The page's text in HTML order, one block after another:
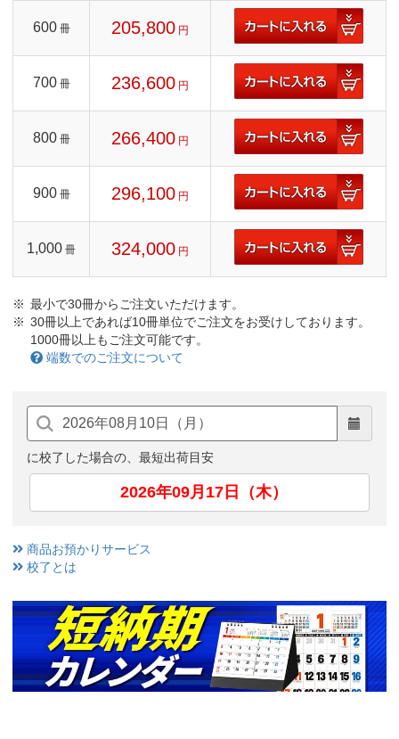
600 冊 205,800 円
700 冊 236,600 円
800 冊 266,400 円
900 冊 296,100 円
1,000 冊 324,000 円
最小で30冊からご注文いただけます。
30冊以上であれば10冊単位でご注文をお受けしております。
1000冊以上もご注文可能です。
端数でのご注文について
に校了した場合の、最短出荷目安
2026年09月17日（木）
商品お預かりサービス
校了とは